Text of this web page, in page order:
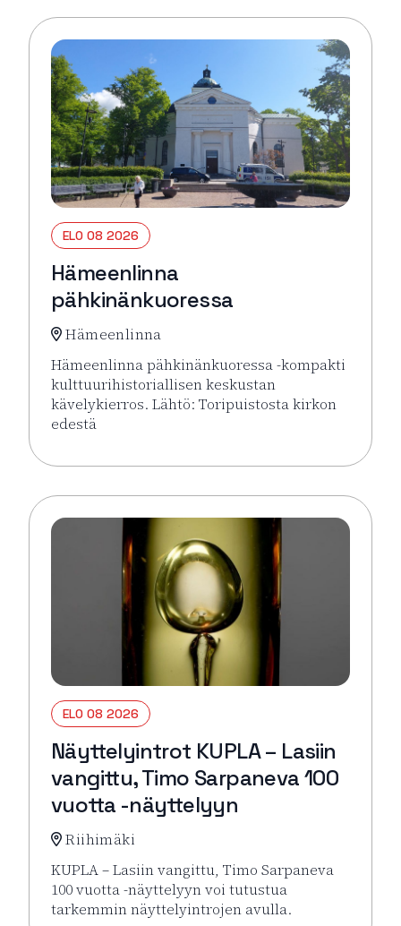
ELO 08 2026
Hämeenlinna
pähkinänkuoressa
Hämeenlinna
Hämeenlinna pähkinänkuoressa -kompakti
kulttuurihistoriallisen keskustan
kävelykierros. Lähtö: Toripuistosta kirkon
edestä
Lue lisää tapahtumasta Hämeenlinna
ELO 08 2026
Näyttelyintrot KUPLA – Lasiin
vangittu, Timo Sarpaneva 100
vuotta -näyttelyyn
Riihimäki
KUPLA – Lasiin vangittu, Timo Sarpaneva
100 vuotta -näyttelyyn voi tutustua
tarkemmin näyttelyintrojen avulla.